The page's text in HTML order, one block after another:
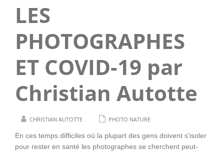
LES
PHOTOGRAPHES
ET COVID-19 par
Christian Autotte
CHRISTIAN AUTOTTE PHOTO NATURE
En ces temps difficiles où la plupart des gens doivent s'isoler
pour rester en santé les photographes se cherchent peut-